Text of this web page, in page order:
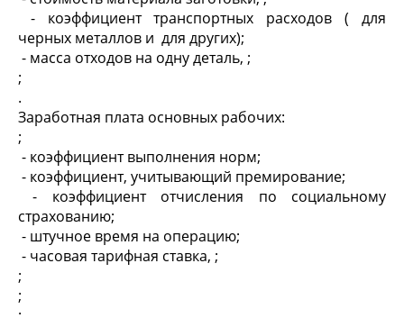
- коэффициент транспортных расходов ( для
черных металлов и для других);
- масса отходов на одну деталь, ;
;
.
Заработная плата основных рабочих:
;
- коэффициент выполнения норм;
- коэффициент, учитывающий премирование;
- коэффициент отчисления по социальному
страхованию;
- штучное время на операцию;
- часовая тарифная ставка, ;
;
;